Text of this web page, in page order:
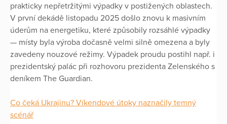
prakticky nepřetržitými výpadky v postižených oblastech.
V první dekádě listopadu 2025 došlo znovu k masivním
úderům na energetiku, které způsobily rozsáhlé výpadky
— místy byla výroba dočasně velmi silně omezena a byly
zavedeny nouzové režimy. Výpadek proudu postihl např. i
prezidentský palác při rozhovoru prezidenta Zelenského s
deníkem The Guardian.
Co čeká Ukrajinu? Víkendové útoky naznačily temný
scénář